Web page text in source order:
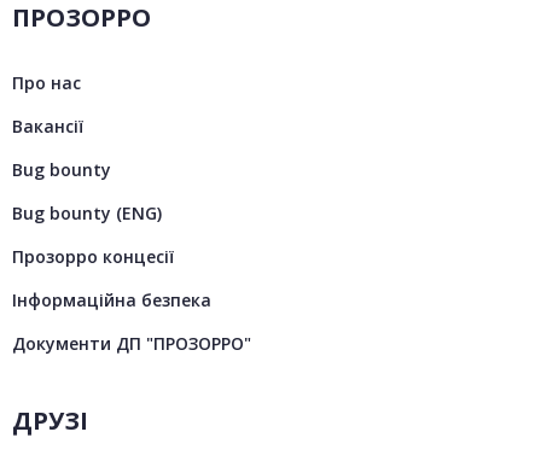
ПРОЗОРРО
Про нас
Вакансії
Bug bounty
Bug bounty (ENG)
Прозорро концесії
Інформаційна безпека
Документи ДП "ПРОЗОРРО"
ДРУЗІ